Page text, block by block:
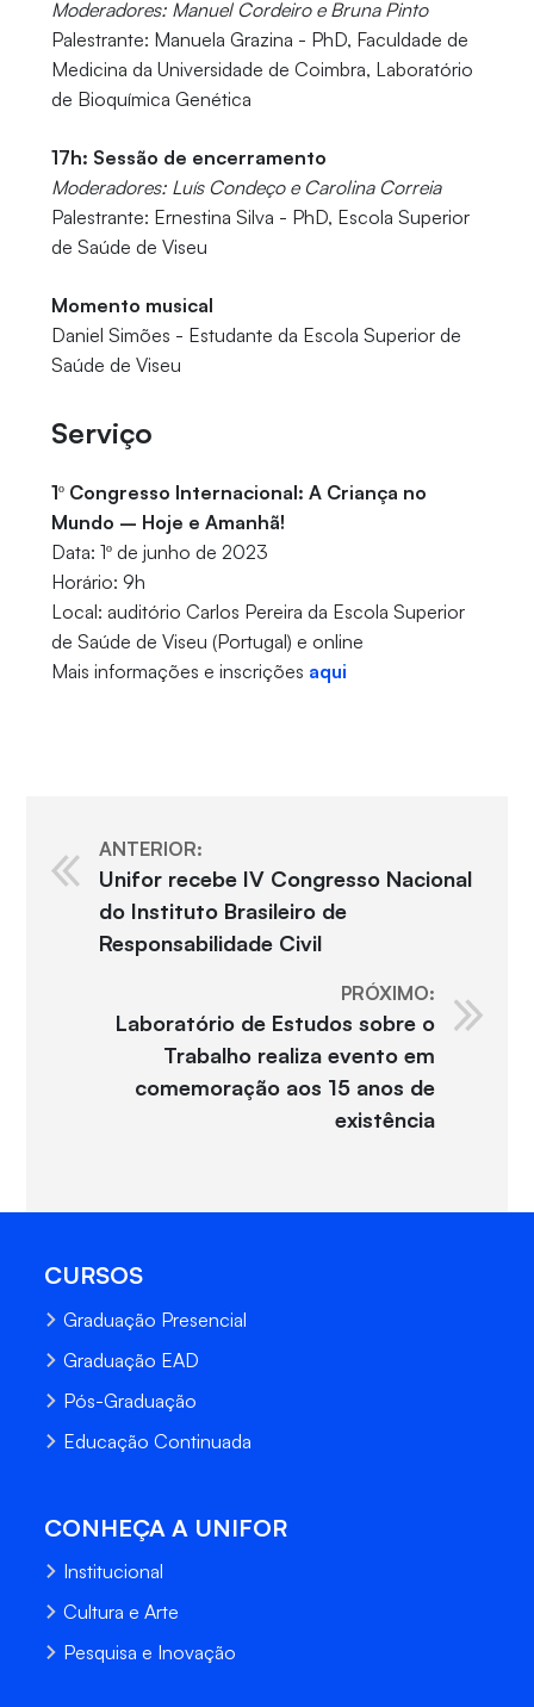
Moderadores: Manuel Cordeiro e Bruna Pinto
Palestrante: Manuela Grazina - PhD, Faculdade de
Medicina da Universidade de Coimbra, Laboratório
de Bioquímica Genética
17h: Sessão de encerramento
Moderadores: Luís Condeço e Carolina Correia
Palestrante: Ernestina Silva - PhD, Escola Superior
de Saúde de Viseu
Momento musical
Daniel Simões - Estudante da Escola Superior de
Saúde de Viseu
Serviço
1º Congresso Internacional: A Criança no
Mundo – Hoje e Amanhã!
Data: 1º de junho de 2023
Horário: 9h
Local: auditório Carlos Pereira da Escola Superior
de Saúde de Viseu (Portugal) e online
Mais informações e inscrições aqui
ANTERIOR:
Unifor recebe IV Congresso Nacional
do Instituto Brasileiro de
Responsabilidade Civil
PRÓXIMO:
Laboratório de Estudos sobre o
Trabalho realiza evento em
comemoração aos 15 anos de
existência
CURSOS
Graduação Presencial
Graduação EAD
Pós-Graduação
Educação Continuada
CONHEÇA A UNIFOR
Institucional
Cultura e Arte
Pesquisa e Inovação